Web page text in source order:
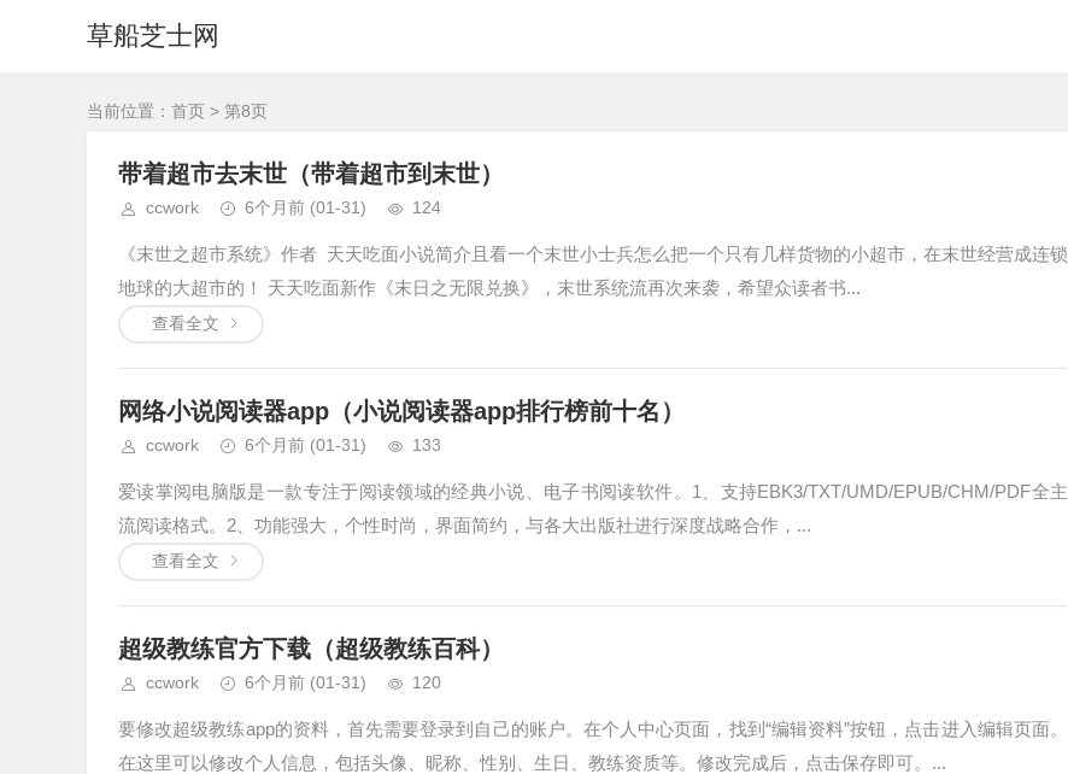
草船芝士网
当前位置： 首页 > 第8页
带着超市去末世（带着超市到末世）
ccwork 6个月前 (01-31) 124
《末世之超市系统》作者 天天吃面小说简介且看一个末世小士兵怎么把一个只有几样货物的小超市，在末世经营成连锁
地球的大超市的！ 天天吃面新作《末日之无限兑换》，末世系统流再次来袭，希望众读者书...
查看全文
网络小说阅读器app（小说阅读器app排行榜前十名）
ccwork 6个月前 (01-31) 133
爱读掌阅电脑版是一款专注于阅读领域的经典小说、电子书阅读软件。1、支持EBK3/TXT/UMD/EPUB/CHM/PDF全主
流阅读格式。2、功能强大，个性时尚，界面简约，与各大出版社进行深度战略合作，...
查看全文
超级教练官方下载（超级教练百科）
ccwork 6个月前 (01-31) 120
要修改超级教练app的资料，首先需要登录到自己的账户。在个人中心页面，找到“编辑资料”按钮，点击进入编辑页面。
在这里可以修改个人信息，包括头像、昵称、性别、生日、教练资质等。修改完成后，点击保存即可。...